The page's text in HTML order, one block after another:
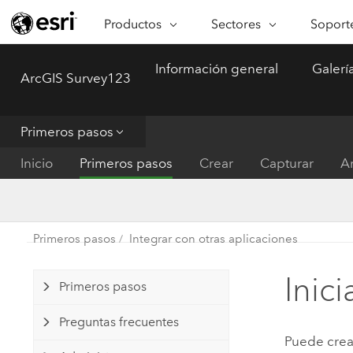
Productos
ARCGIS
Descripción general de ArcGIS
Plataforma completa de
ArcGIS Pro
Sistema fundamental para SIG y
Sectores
SECTORES
Conservación
Servicios públicos de
Salud y servicios humanos
Gobierno nacional
ArcGIS Survey123
Información general
Primeros pasos
Inicio
Primeros pasos Crear Capturar
Primeros pasos Integrar con otras aplicaciones
Primeros pasos
Preguntas frecuentes
Puede